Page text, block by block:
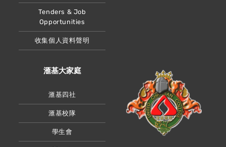
Tenders & Job
Opportunities
收集個人資料聲明
滙基大家庭
滙基四社
滙基校隊
學生會